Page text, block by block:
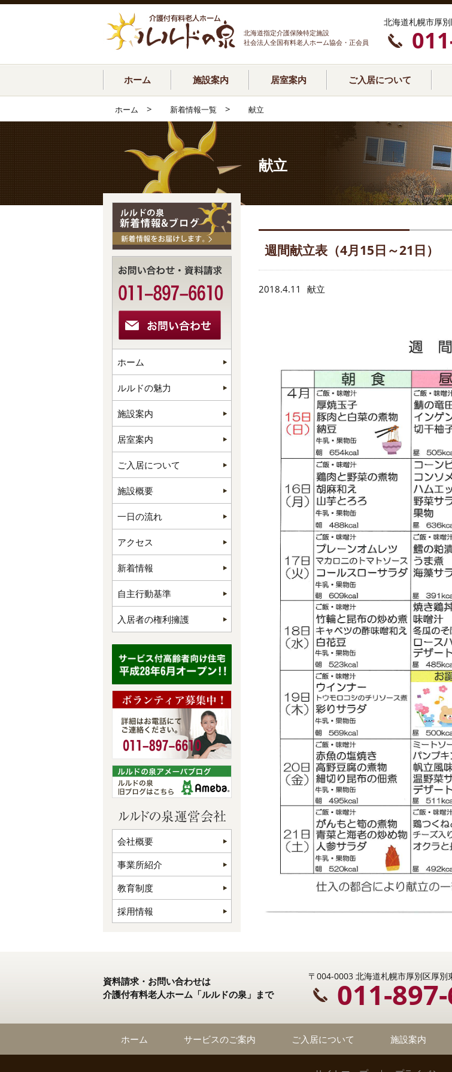
北海道指定介護保険特定施設
社会法人全国有料老人ホーム協会・正会員
北海道札幌市厚
ホーム 施設案内 居室案内 ご入居について
ホーム > 新着情報一覧 > 献立
献立
週間献立表（4月15日～21日）
2018.4.11 献立
ホーム
ルルドの魅力
施設案内
居室案内
ご入居について
施設概要
一日の流れ
アクセス
新着情報
自主行動基準
入居者の権利擁護
会社概要
事業所紹介
教育制度
採用情報
資料請求・お問い合わせは
介護付有料老人ホーム「ルルドの泉」まで
〒004-0003 北海道札幌市厚別区厚別
011-
ホーム サービスのご案内 ご入居について 施設案内